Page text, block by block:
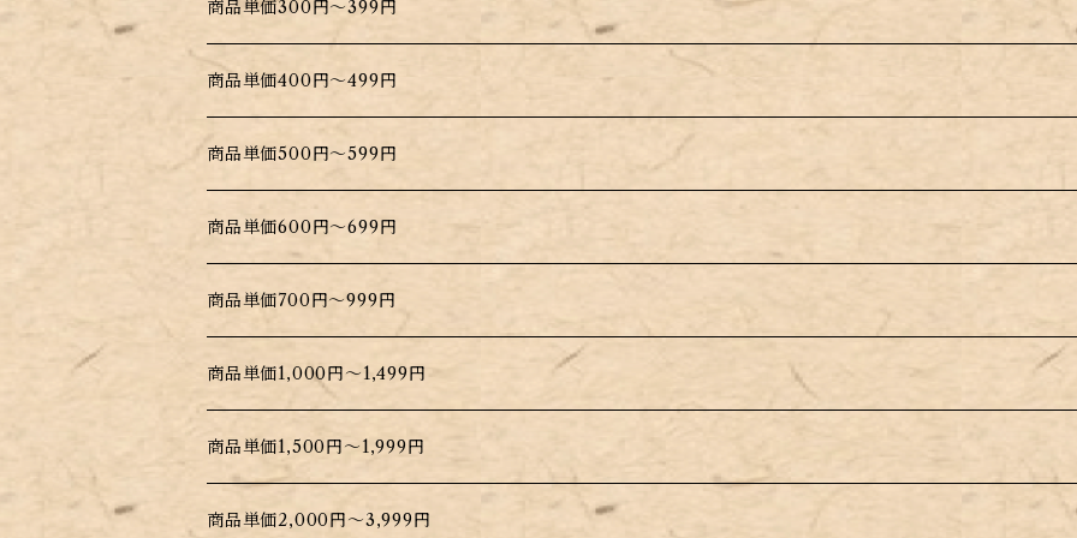
商品単価300円～399円
商品単価400円～499円
商品単価500円～599円
商品単価600円～699円
商品単価700円～999円
商品単価1,000円～1,499円
商品単価1,500円～1,999円
商品単価2,000円～3,999円